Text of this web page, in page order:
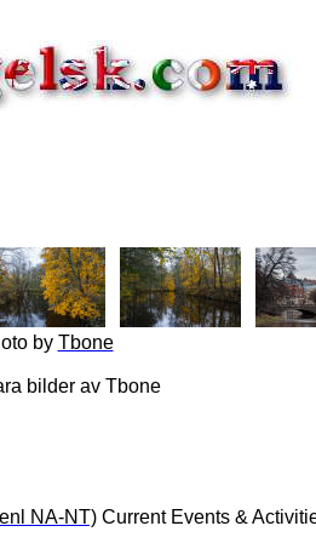
by Tbone
bilder av Tbone
NA-NT) Current Events &